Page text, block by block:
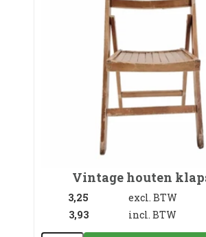
Vintage houten
3,25
excl. BTW
3,93
incl. BTW